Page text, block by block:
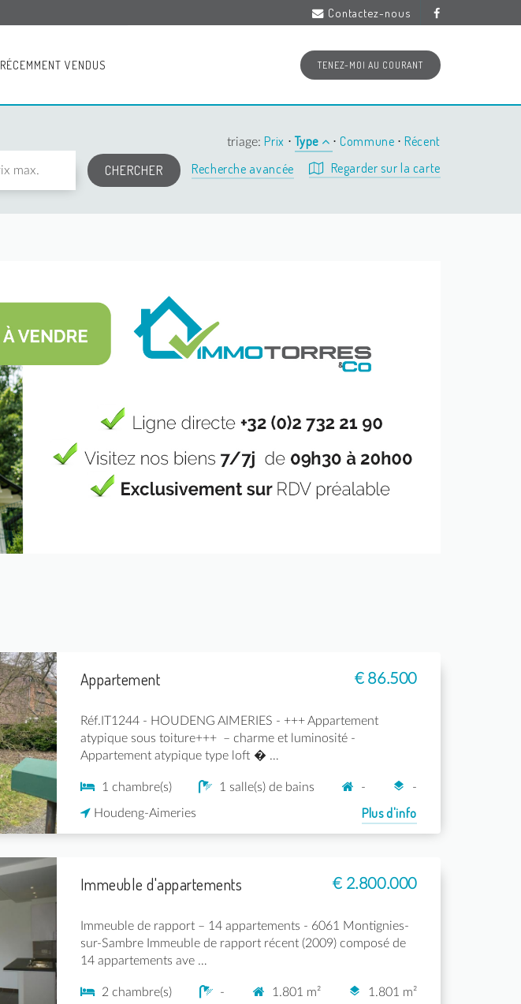
Contactez-nous
RÉCEMMENT VENDUS TENEZ-MOI AU COURANT
triage: Prix ⋅ Type ⋅Commune ⋅ Récent
Recherche avancée Regarder sur la carte
Appartement € 86.500
Réf.IT1244 - HOUDENG AIMERIES - +++ Appartement
atypique sous toiture+++ – charme et luminosité -
Appartement atypique type loft � …
1 chambre(s) 1 salle(s) de bains - -
Houdeng-Aimeries Plus d'info
Immeuble d'appartements € 2.800.000
Immeuble de rapport – 14 appartements - 6061 Montignies-
sur-Sambre Immeuble de rapport récent (2009) composé de
14 appartements ave …
2 chambre(s) - 1.801 m² 1.801 m²